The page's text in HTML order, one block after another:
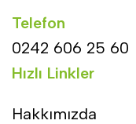
Telefon
0242 606 25 60
Hızlı Linkler
Hakkımızda